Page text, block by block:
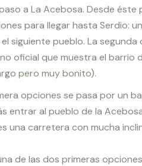
a La Acebosa. Desde éste
para llegar hasta Serdio:
siguiente pueblo. La segunda
oficial que muestra el barrio
pero muy bonito).
opciones se pasa por un
entrar al pueblo de la
una carretera con mucha
de las dos primeras